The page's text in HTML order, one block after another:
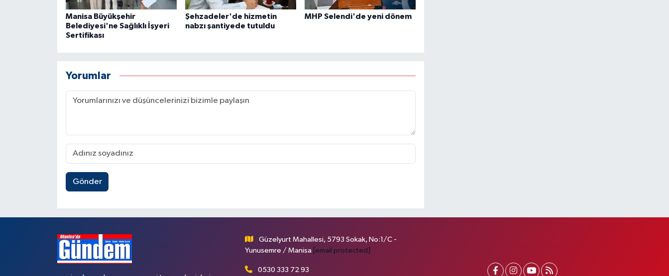
Manisa Büyükşehir
Belediyesi'ne Sağlıklı İşyeri
Sertifikası
Şehzadeler'de hizmetin
nabzı şantiyede tutuldu
MHP Selendi'de yeni dönem
Yorumlar
Gönder
Güzelyurt Mahallesi, 5793 Sokak, No:1/C -
Yunusemre / Manisa [email protected]
0530 333 72 93